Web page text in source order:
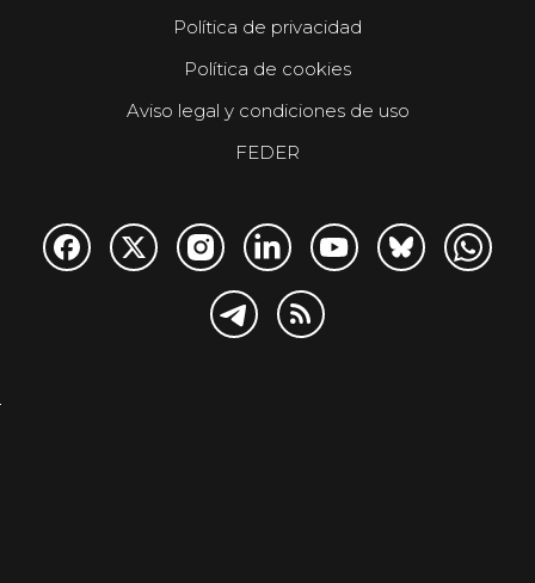
Política de privacidad
Política de cookies
Aviso legal y condiciones de uso
FEDER